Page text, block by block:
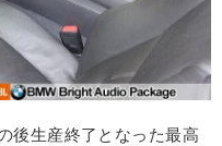
後生産終了となった最高